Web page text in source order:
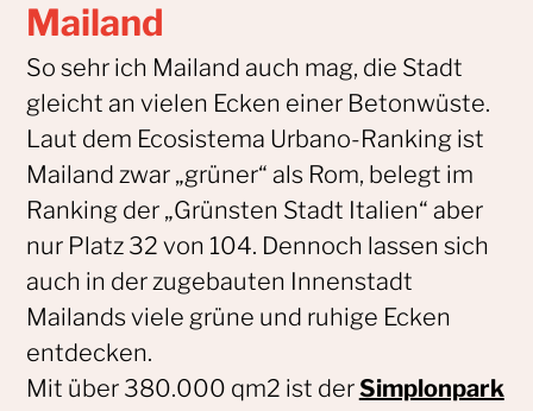
Mailand
So sehr ich Mailand auch mag, die Stadt
gleicht an vielen Ecken einer Betonwüste.
Laut dem Ecosistema Urbano-Ranking ist
Mailand zwar „grüner“ als Rom, belegt im
Ranking der „Grünsten Stadt Italien“ aber
nur Platz 32 von 104. Dennoch lassen sich
auch in der zugebauten Innenstadt
Mailands viele grüne und ruhige Ecken
entdecken.
Mit über 380.000 qm2 ist derSimplonpark